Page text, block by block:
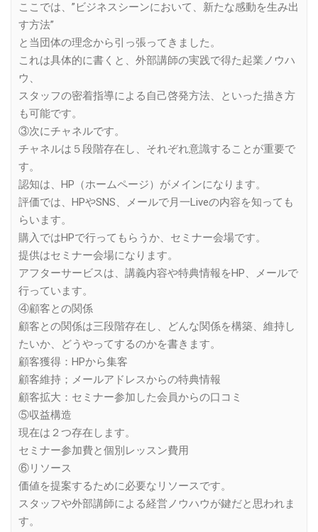
ここでは、”ビジネスシーンにおいて、新たな感動を生み出
す方法”
と当団体の理念から引っ張ってきました。
これは具体的に書くと、外部講師の実践で得た起業ノウハ
ウ、
スタッフの密着指導による自己啓発方法、といった描き方
も可能です。
③次にチャネルです。
チャネルは５段階存在し、それぞれ意識することが重要で
す。
認知は、HP（ホームページ）がメインになります。
評価では、HPやSNS、メールで月一Liveの内容を知っても
らいます。
購入ではHPで行ってもらうか、セミナー会場です。
提供はセミナー会場になります。
アフターサービスは、講義内容や特典情報をHP、メールで
行っています。
④顧客との関係
顧客との関係は三段階存在し、どんな関係を構築、維持し
たいか、どうやってするのかを書きます。
顧客獲得：HPから集客
顧客維持；メールアドレスからの特典情報
顧客拡大：セミナー参加した会員からの口コミ
⑤収益構造
現在は２つ存在します。
セミナー参加費と個別レッスン費用
⑥リソース
価値を提案するために必要なリソースです。
スタッフや外部講師による経営ノウハウが鍵だと思われま
す。